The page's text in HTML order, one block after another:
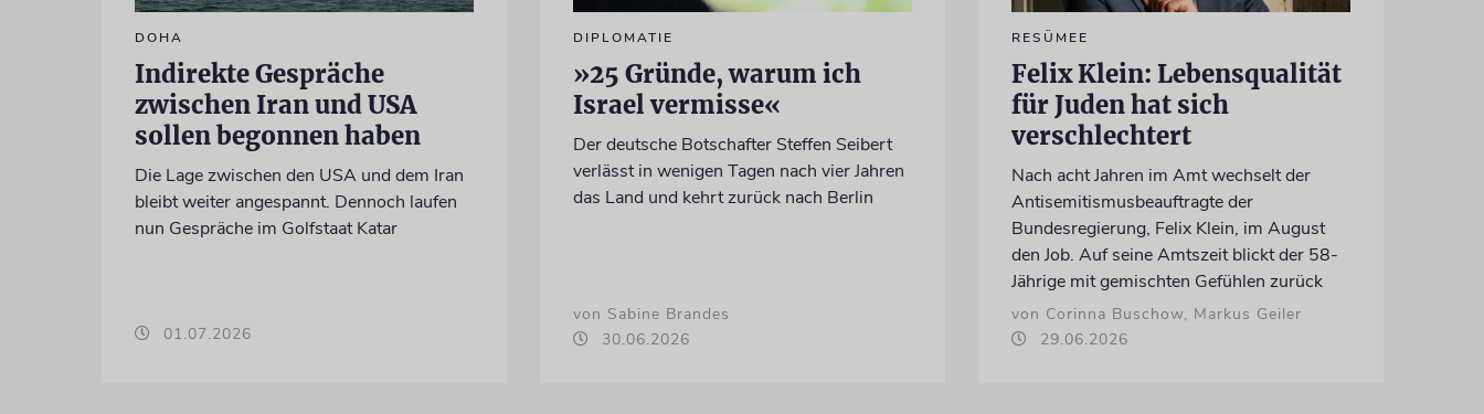
DOHA
Indirekte Gespräche
zwischen Iran und USA
sollen begonnen haben
Die Lage zwischen den USA und dem Iran
bleibt weiter angespannt. Dennoch laufen
nun Gespräche im Golfstaat Katar
01.07.2026
DIPLOMATIE
»25 Gründe, warum ich
Israel vermisse«
Der deutsche Botschafter Steffen Seibert
verlässt in wenigen Tagen nach vier Jahren
das Land und kehrt zurück nach Berlin
von Sabine Brandes
30.06.2026
RESÜMEE
Felix Klein: Lebensqualität
für Juden hat sich
verschlechtert
Nach acht Jahren im Amt wechselt der
Antisemitismusbeauftragte der
Bundesregierung, Felix Klein, im August
den Job. Auf seine Amtszeit blickt der 58-
Jährige mit gemischten Gefühlen zurück
von Corinna Buschow, Markus Geiler
29.06.2026